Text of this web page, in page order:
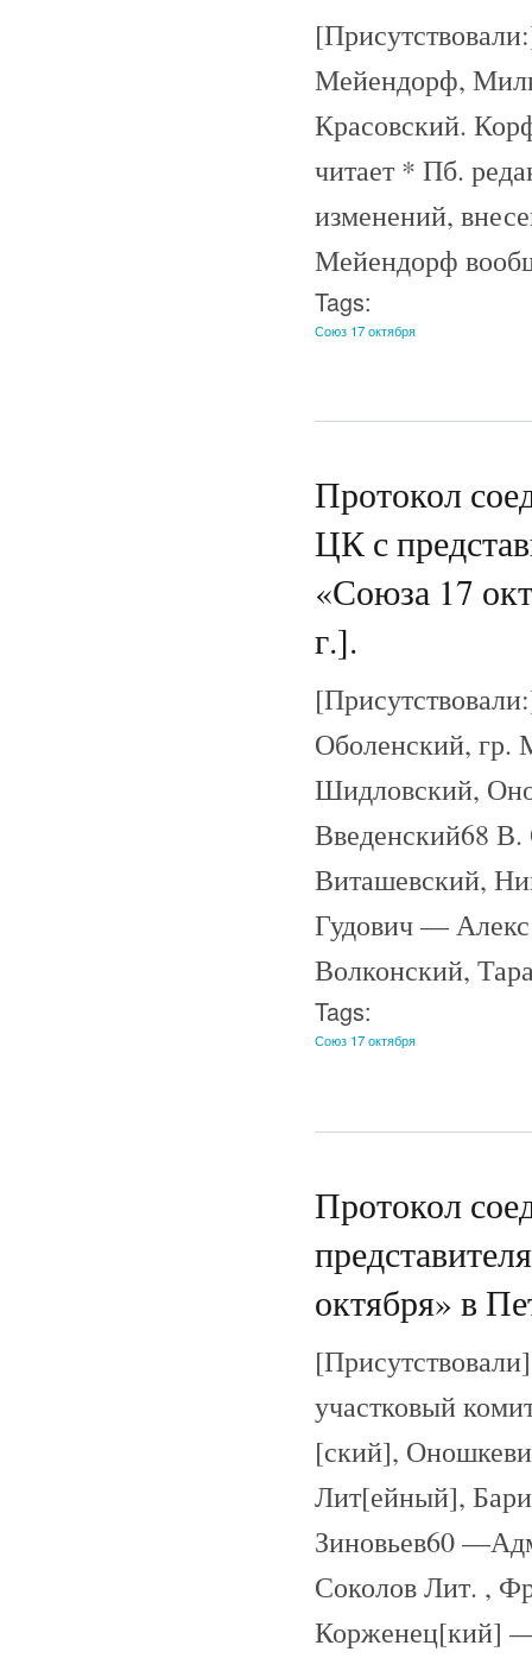
Мейендорф,
Красовский.
читает * Пб.
изменений,
Мейендорф
Tags:
Союз 17 октября
Протокол
ЦК с
«Союза 17
г.].
Оболенский,
Шидловский,
Введенский68
Виташевский,
Гудович —
Волконский,
Tags:
Союз 17 октября
Протокол
октября» в
участковый
[ский],
Лит[ейный],
Зиновьев60
Соколов Лит. ,
Корженец[кий]